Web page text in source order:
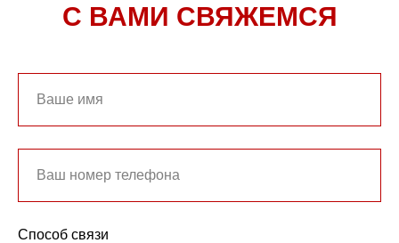
С ВАМИ СВЯЖЕМСЯ
Способ связи